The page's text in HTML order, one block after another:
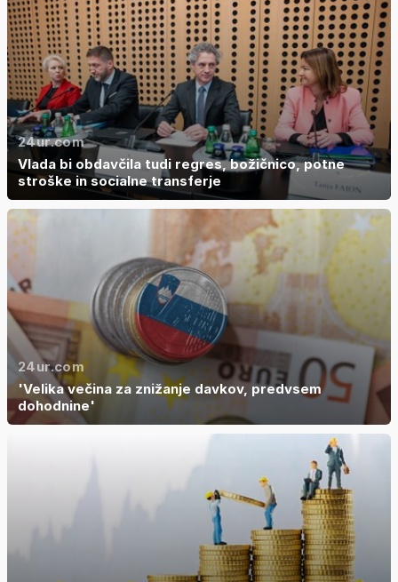
24ur.com
Vlada bi obdavčila tudi regres, božičnico, potne
stroške in socialne transferje
24ur.com
'Velika večina za znižanje davkov, predvsem
dohodnine'